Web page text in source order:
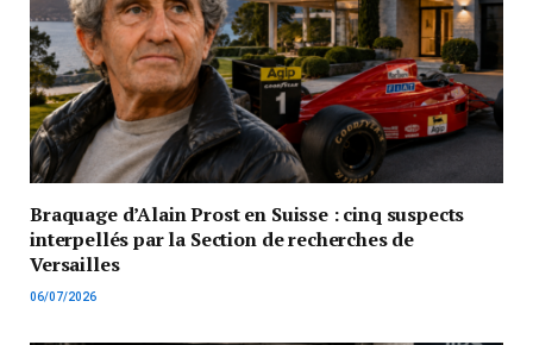
Braquage d’Alain Prost en Suisse : cinq suspects
interpellés par la Section de recherches de
Versailles
06/07/2026